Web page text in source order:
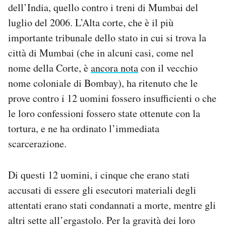
Esci
dell’India, quello contro i treni di Mumbai del
luglio del 2006. L’Alta corte, che è il più
importante tribunale dello stato in cui si trova la
città di Mumbai (che in alcuni casi, come nel
nome della Corte, èancora notacon il vecchio
nome coloniale di Bombay), ha ritenuto che le
prove contro i 12 uomini fossero insufficienti o che
le loro confessioni fossero state ottenute con la
tortura, e ne ha ordinato l’immediata
scarcerazione.
Di questi 12 uomini, i cinque che erano stati
accusati di essere gli esecutori materiali degli
attentati erano stati condannati a morte, mentre gli
altri sette all’ergastolo. Per la gravità dei loro